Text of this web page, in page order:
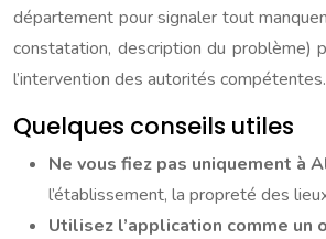
département pour signaler tout
constatation, description du problème)
l’intervention des autorités
Quelques conseils utiles
Ne vous fiez pas uniquement à
l’établissement, la propreté des
Utilisez l’application comme un